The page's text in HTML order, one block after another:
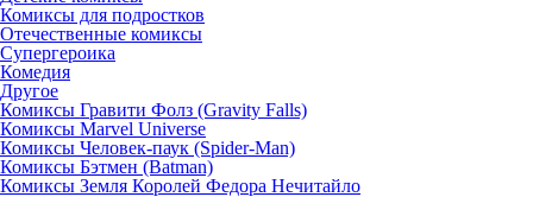
Комиксы для подростков
Отечественные комиксы
Супергероика
Комедия
Другое
Комиксы Гравити Фолз (Gravity Falls)
Комиксы Marvel Universe
Комиксы Человек-паук (Spider-Man)
Комиксы Бэтмен (Batman)
Комиксы Земля Королей Федора Нечитайло